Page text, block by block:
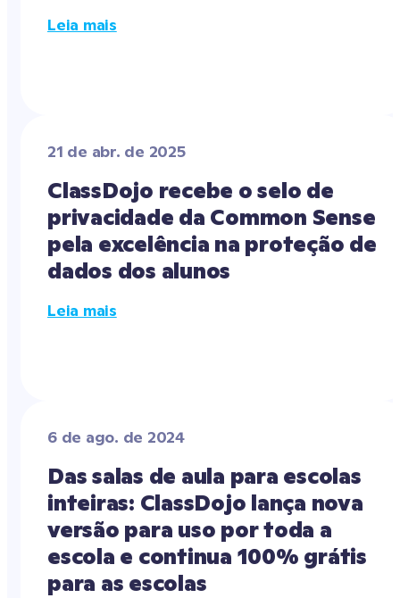
Leia mais
21 de abr. de 2025
ClassDojo recebe o selo de
privacidade da Common Sense
pela excelência na proteção de
dados dos alunos
Leia mais
6 de ago. de 2024
Das salas de aula para escolas
inteiras: ClassDojo lança nova
versão para uso por toda a
escola e continua 100% grátis
para as escolas